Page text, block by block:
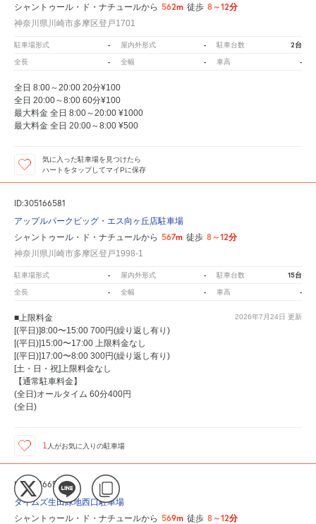
シャントゥール・ド・ナチュールから 562m 徒歩 8～12分
神奈川県川崎市多摩区登戸1701
駐車場形式 - 屋内外形式 - 駐車台数 2台
全長 - 全幅 - 車高 -
全日 8:00～20:00 20分¥100
全日 20:00～8:00 60分¥100
最大料金 全日 8:00～20:00 ¥1000
最大料金 全日 20:00～8:00 ¥500
気に入った駐車場を見つけたら
ハートをタップしてマイPに保存
ID:305166581
アップルパークビッグ・エス向ヶ丘店駐車場
シャントゥール・ド・ナチュールから 567m 徒歩 8～12分
神奈川県川崎市多摩区登戸1998-1
駐車場形式 - 屋内外形式 - 駐車台数 15台
全長 - 全幅 - 車高 -
2026年7月24日 更新
■上限料金
[(平日)]8:00〜15:00 700円(繰り返し有り)
[(平日)]15:00〜17:00 上限料金なし
[(平日)]17:00〜8:00 300円(繰り返し有り)
[土・日・祝]上限料金なし
【通常駐車料金】
(全日)オールタイム 60分400円
(全日)
1 人がお気に入りの駐車場
ID:305166597
タイムズ生田緑地西口駐車場
シャントゥール・ド・ナチュールから 569m 徒歩 8～12分